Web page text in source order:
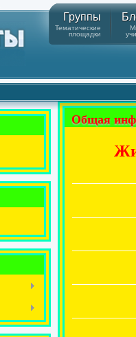
Группы
Тематические
площадки
Общая